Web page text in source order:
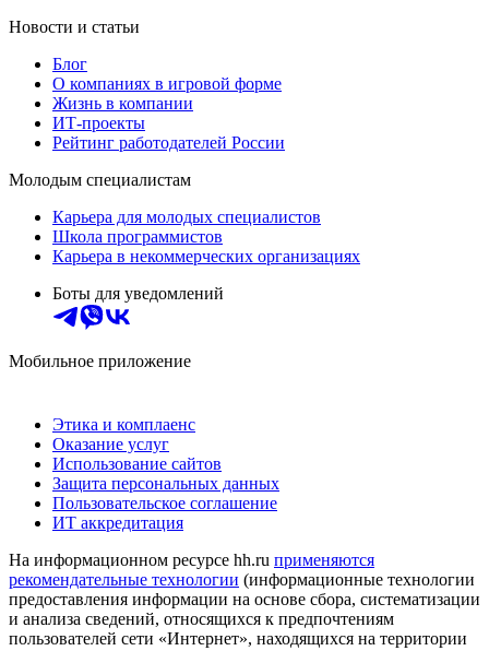
Новости и статьи
Блог
О компаниях в игровой форме
Жизнь в компании
ИТ-проекты
Рейтинг работодателей России
Молодым специалистам
Карьера для молодых специалистов
Школа программистов
Карьера в некоммерческих организациях
Боты для уведомлений
Мобильное приложение
Этика и комплаенс
Оказание услуг
Использование сайтов
Защита персональных данных
Пользовательское соглашение
ИТ аккредитация
На информационном ресурсе hh.ru применяются
рекомендательные технологии (информационные технологии
предоставления информации на основе сбора, систематизации
и анализа сведений, относящихся к предпочтениям
пользователей сети «Интернет», находящихся на территории